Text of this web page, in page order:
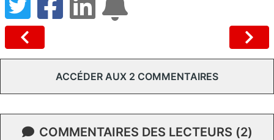
ACCÉDER AUX 2 COMMENTAIRES
COMMENTAIRES DES LECTEURS (2)